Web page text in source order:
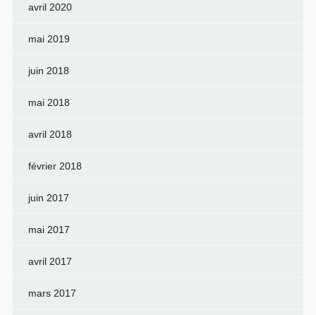
avril 2020
mai 2019
juin 2018
mai 2018
avril 2018
février 2018
juin 2017
mai 2017
avril 2017
mars 2017